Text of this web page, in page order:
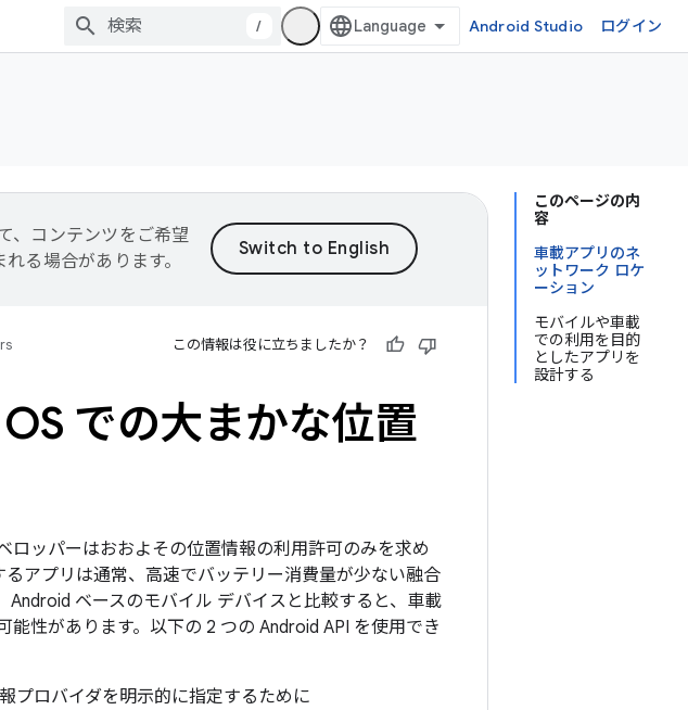
/ Android Studio ログイン
このページの内
容
車載アプリのネ
ットワーク ロケ
ーション
モバイルや車載
での利用を目的
としたアプリを
設計する
、コンテンツをご希望
る場合があります。
この情報は役に立ちましたか？
での大まかな位置
ッパーはおおよその位置情報の利用許可のみを求め
アプリは通常、高速でバッテリー消費量が少ない融合
ベースのモバイル デバイスと比較すると、車載
性があります。以下の 2 つの Android API を使用でき
プロバイダを明示的に指定するために